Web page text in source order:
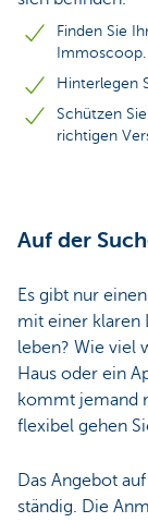
Finden Sie
Immoscoop.
Hinterlegen
Schützen
richtigen
Auf der
Es gibt nur
mit einer klaren
leben? Wie viel
Haus oder ein
kommt jemand
flexibel gehen
Das Angebot
ständig. Die